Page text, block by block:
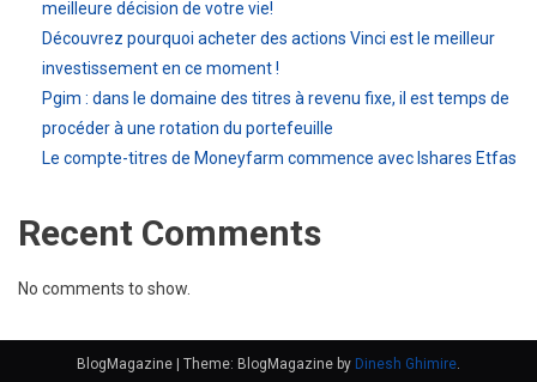
meilleure décision de votre vie!
Découvrez pourquoi acheter des actions Vinci est le meilleur
investissement en ce moment !
Pgim : dans le domaine des titres à revenu fixe, il est temps de
procéder à une rotation du portefeuille
Le compte-titres de Moneyfarm commence avec Ishares Etfas
Recent Comments
No comments to show.
BlogMagazine Theme: BlogMagazine by Dinesh Ghimire.